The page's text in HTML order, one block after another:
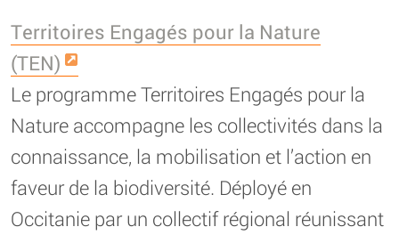
Territoires Engagés pour la Nature
(TEN)
Le programme Territoires Engagés pour la
Nature accompagne les collectivités dans la
connaissance, la mobilisation et l’action en
faveur de la biodiversité. Déployé en
Occitanie par un collectif régional réunissant